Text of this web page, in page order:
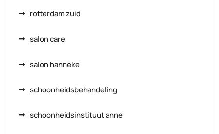
rotterdam zuid
salon care
salon hanneke
schoonheidsbehandeling
schoonheidsinstituut anne